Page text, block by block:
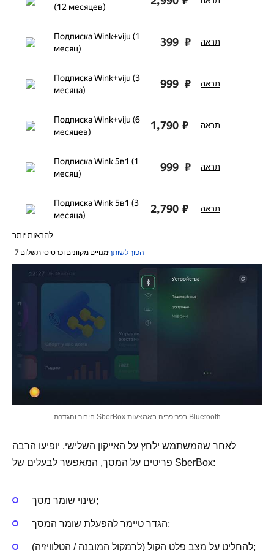
(12 месяцев)
Подписка Wink+viju (1
месяц)
399 ₽ תראה
Подписка Wink+viju (3
месяца)
999 ₽ תראה
Подписка Wink+viju (6
месяцев)
1,790 ₽ תראה
Подписка Wink 5в1 (1
месяц)
999 ₽ תראה
Подписка Wink 5в1 (3
месяца)
2,790 ₽ תראה
להראות יותר
מנויים מקוונים וכרטיסי תשלום 7 הפוך לשותף
חיבור והגדרת SberBox בפריפריה באמצעות Bluetooth
לאחר שהמשתמש ילחץ על האייקון השלישי, יופיעו הרבה
פריטים על המסך, המאפשר לבעלים של SberBox:
שינוי שומר מסך;
הגדר טיימר להפעלת שומר המסך;
להחליט על מצב פלט הקול (לרמקול המובנה / הטלוויזיה);